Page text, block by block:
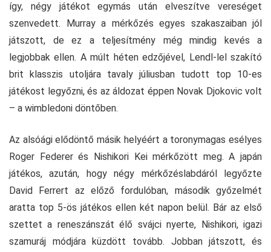
így, négy játékot egymás után elveszítve vereséget
szenvedett. Murray a mérkőzés egyes szakaszaiban jól
játszott, de ez a teljesítmény még mindig kevés a
legjobbak ellen. A múlt héten edzőjével, Lendl-lel szakító
brit klasszis utoljára tavaly júliusban tudott top 10-es
játékost legyőzni, és az áldozat éppen Novak Djokovic volt
– a wimbledoni döntőben.
Az alsóági elődöntő másik helyéért a toronymagas esélyes
Roger Federer és Nishikori Kei mérkőzött meg. A japán
játékos, azután, hogy négy mérkőzéslabdáról legyőzte
David Ferrert az előző fordulóban, második győzelmét
aratta top 5-ös játékos ellen két napon belül. Bár az első
szettet a reneszánszát élő svájci nyerte, Nishikori, igazi
szamuráj módjára küzdött tovább. Jobban játszott, és